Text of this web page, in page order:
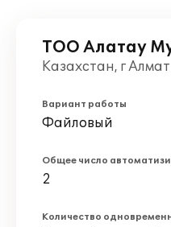
ТОО Алатау
Казахстан, г
Вариант работы
Файловый
Общее число
2
Количество